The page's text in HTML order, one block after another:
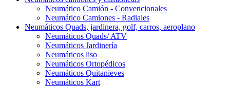
Neumático Camión - Convencionales
Neumático Camiones - Radiales
Neumáticos Quads, jardinera, golf, carros, aeroplano
Neumáticos Quads/ ATV
Neumáticos Jardinería
Neumáticos liso
Neumáticos Ortopédicos
Neumáticos Quitanieves
Neumáticos Kart